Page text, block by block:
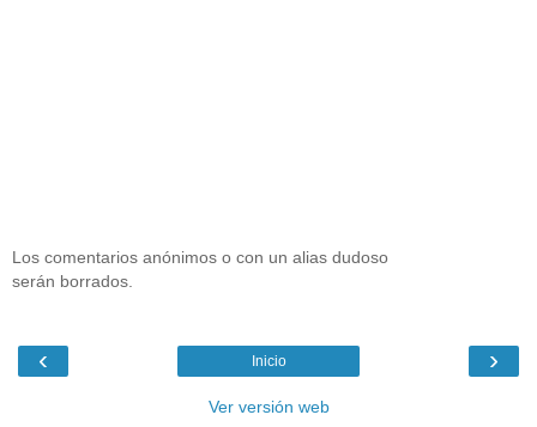
Los comentarios anónimos o con un alias dudoso
serán borrados.
‹ ›
Inicio
Ver versión web